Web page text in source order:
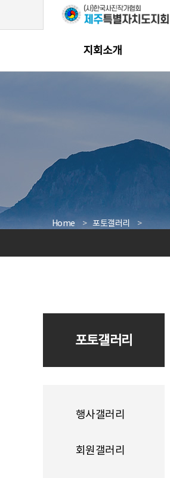
지회소개
Home 포토갤러리
포토갤러리
행사갤러리
회원갤러리